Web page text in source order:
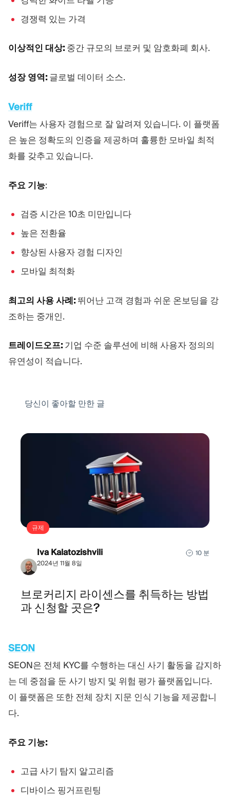
경쟁력 있는 가격
이상적인 대상:중간 규모의 브로커 및 암호화폐 회사.
성장 영역:글로벌 데이터 소스.
Veriff
Veriff는 사용자 경험으로 잘 알려져 있습니다. 이 플랫폼
은 높은 정확도의 인증을 제공하며 훌륭한 모바일 최적
화를 갖추고 있습니다.
주요 기능:
검증 시간은 10초 미만입니다
높은 전환율
향상된 사용자 경험 디자인
모바일 최적화
최고의 사용 사례:뛰어난 고객 경험과 쉬운 온보딩을 강
조하는 중개인.
트레이드오프:기업 수준 솔루션에 비해 사용자 정의의
유연성이 적습니다.
당신이 좋아할 만한 글
규제
Iva Kalatozishvili
2024년 11월 8일
10 분
브로커리지 라이센스를 취득하는 방법
과 신청할 곳은?
SEON
SEON은 전체 KYC를 수행하는 대신 사기 활동을 감지하
는 데 중점을 둔 사기 방지 및 위험 평가 플랫폼입니다.
이 플랫폼은 또한 전체 장치 지문 인식 기능을 제공합니
다.
주요 기능:
고급 사기 탐지 알고리즘
디바이스 핑거프린팅